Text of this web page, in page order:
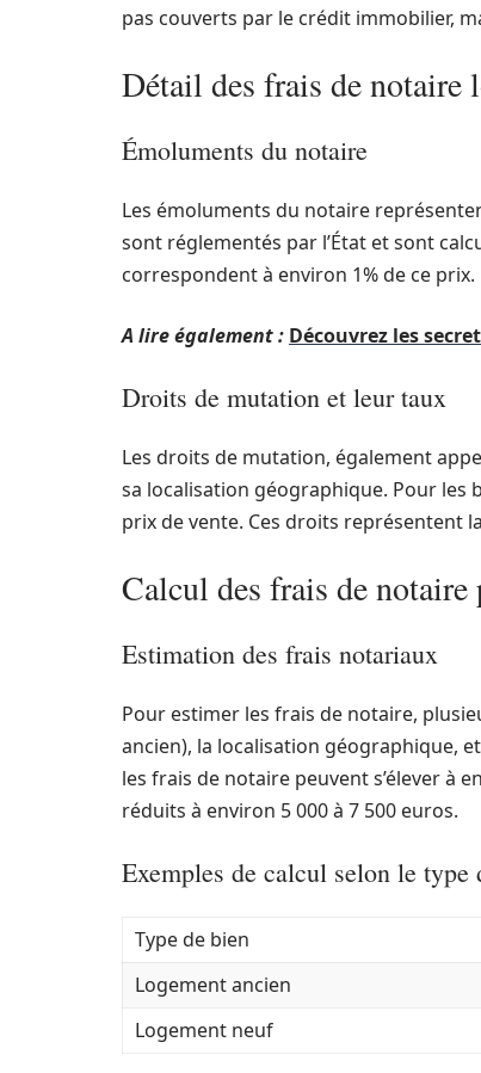
pas couverts par le crédit immobilier,
Détail des frais de notaire
Émoluments du notaire
Les émoluments du notaire
sont réglementés par l’État et sont
correspondent à environ 1% de ce prix.
A lire également : Découvrez les
Droits de mutation et leur taux
Les droits de mutation, également
sa localisation géographique. Pour les
prix de vente. Ces droits représentent
Calcul des frais de
Estimation des frais notariaux
Pour estimer les frais de notaire,
ancien), la localisation géographique,
les frais de notaire peuvent s’élever à
réduits à environ 5 000 à 7 500 euros.
Exemples de calcul selon le type
Type de bien
Logement ancien
Logement neuf